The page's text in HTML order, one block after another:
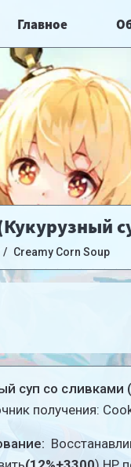
Главное
Creamy Corn Soup
суп со сливками
получения: